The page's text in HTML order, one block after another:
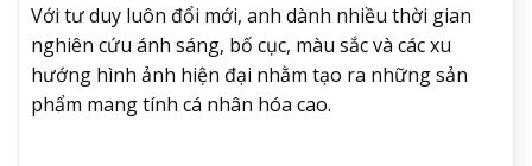
Với tư duy luôn đổi mới, anh dành nhiều thời gian
nghiên cứu ánh sáng, bố cục, màu sắc và các xu
hướng hình ảnh hiện đại nhằm tạo ra những sản
phẩm mang tính cá nhân hóa cao.